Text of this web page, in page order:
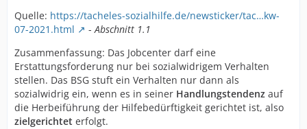
Quelle: https://tacheles-sozialhilfe.de/newsticker/tac…kw-
07-2021.html
-Abschnitt 1.1
Zusammenfassung: Das Jobcenter darf eine
Erstattungsforderung nur bei sozialwidrigem Verhalten
stellen. Das BSG stuft ein Verhalten nur dann als
sozialwidrig ein, wenn es in seiner Handlungstendenz auf
die Herbeiführung der Hilfebedürftigkeit gerichtet ist, also
zielgerichtet erfolgt.